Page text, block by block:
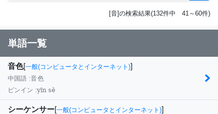
[音]の検索結果(132件中 41～60件)
単語一覧
音色[一般(コンピュータとインターネット)]
中国語 :音色
ピンイン :yīn sè
シーケンサー[一般(コンピュータとインターネット)]